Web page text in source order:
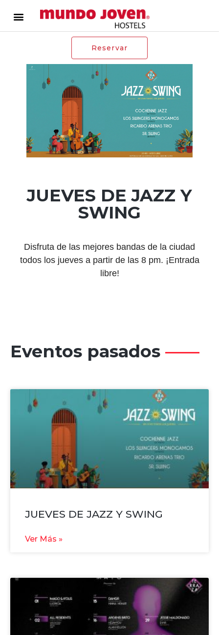
Reservar
JUEVES DE JAZZ Y
SWING
Disfruta de las mejores bandas de la ciudad
todos los jueves a partir de las 8 pm. ¡Entrada
libre!
Eventos pasados ——
JUEVES DE JAZZ Y SWING
Ver Más »